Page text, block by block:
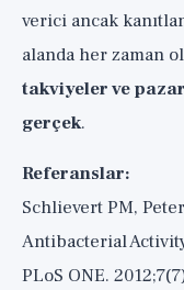
verici ancak
alanda her zaman
takviyeler ve
gerçek.
Referanslar:
Schlievert PM,
Antibacterial
PLoS ONE.